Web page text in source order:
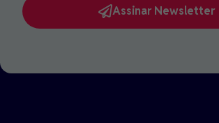
Assinar Newsletter